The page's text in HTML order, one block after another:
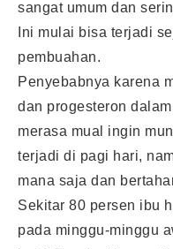
sangat umum dan
Ini mulai bisa terjadi
pembuahan.
Penyebabnya karena
dan progesteron
merasa mual ingin
terjadi di pagi hari,
mana saja dan
Sekitar 80 persen ibu
pada minggu-minggu